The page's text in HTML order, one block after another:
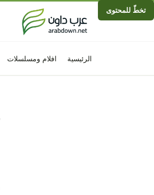
تخطّ للمحتوى
الرئيسية افلام ومسلسلات